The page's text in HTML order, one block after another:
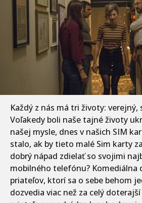
Každý z nás má tri životy:
Voľakedy boli naše tajné životy
našej mysle, dnes v našich SIM
stalo, ak by tieto malé Sim karty
dobrý nápad zdielať so svojimi
mobilného telefónu? Komediálna
priateľov, ktorí sa o sebe behom
dozvedia viac než za celý